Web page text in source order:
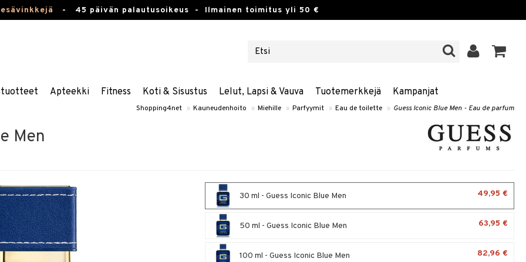
- 45 päivän palautusoikeus - Ilmainen toimitus yli 50 €
Apteekki Fitness Koti & Sisustus Lelut, Lapsi & Vauva Tuotemerkkejä Kampanjat
Shopping4net » Kauneudenhoito » Miehille » Parfyymit » Eau de toilette » Guess Iconic Blue Men - Eau de parfum
Men
30 ml - Guess Iconic Blue Men 49,95 €
50 ml - Guess Iconic Blue Men 63,95 €
100 ml - Guess Iconic Blue Men 82,96 €